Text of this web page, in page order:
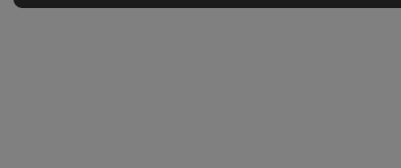
соглашения.